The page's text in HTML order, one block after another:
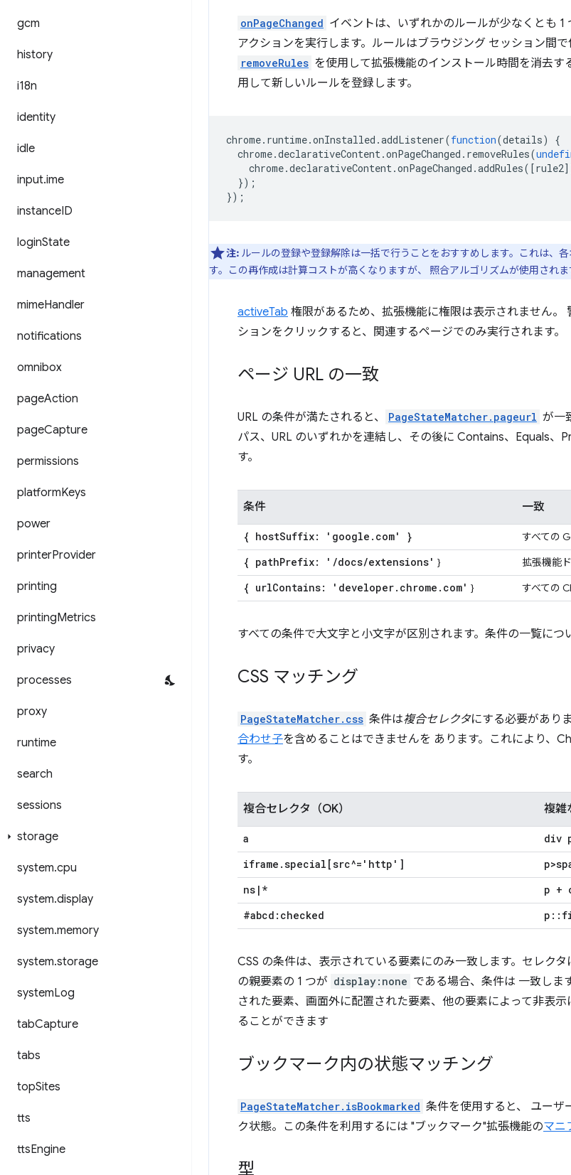
gcm
history
i18n
identity
idle
input.ime
instanceID
loginState
management
mimeHandler
notifications
omnibox
pageAction
pageCapture
permissions
platformKeys
power
printerProvider
printing
printingMetrics
privacy
processes
proxy
runtime
search
sessions
storage
system.cpu
system.display
system.memory
system.storage
systemLog
tabCapture
tabs
topSites
tts
ttsEngine
onPageChanged イベントは、いずれかのルールが少なくとも 1
アクションを実行します。ルールはブラウジング セッション間
removeRules を使用して拡張機能のインストール時間を消去す
用して新しいルールを登録します。
chrome. runtime.onInstalled .addListener(function(details)
{
chrome.declarativeContent.onPageChanged . removeRules(
chrome.declarativeContent.onPageChanged .addRules([rule2
});
});
注: ルールの登録や登録解除は一括で行うことをおすすめします。これは、
す。この再作成は計算コストが高くなりますが、 照合アルゴリズムが使用されま
activeTab 権限があるため、拡張機能に権限は表示されません。
ションをクリックすると、関連するページでのみ実行されます。
ページ URL の一致
URL の条件が満たされると、 PageStateMatcher.pageurl が一
パス、URL のいずれかを連結し、その後に Contains、Equals、
す。
条件 一致
{ hostSuffix: 'google . com' } すべての
{ pathPrefix: ' /docs/extensions' } 拡張機能
{ urlContains: 'developer. chrome . com' } すべての
すべての条件で大文字と小文字が区別されます。条件の一覧につ
CSS マッチング
PageStateMatcher.css 条件は複合セレクタにする必要があり
合わせ子を含めることはできませんを あります。これにより、
す。
複合セレクタ（OK） 複雑
a
div
iframe .special[src^='http']
ns | *
p +
#abcd:checked
p ::
CSS の条件は、表示されている要素にのみ一致します。セレク
の親要素の 1 つが display:none である場合、条件は 一致します
された要素、画面外に配置された要素、他の要素によって非表
ることができます
ブックマーク内の状態マッチング
PageStateMatcher.isBookmarked 条件を使用すると、 ユーザ
ク状態。この条件を利用するには "ブックマーク"拡張機能のマニ
型